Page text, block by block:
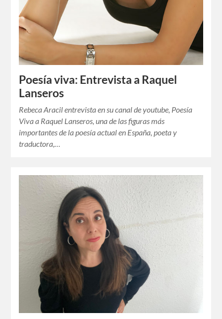
Poesía viva: Entrevista a Raquel
Lanseros
Rebeca Aracil entrevista en su canal de youtube, Poesía
Viva a Raquel Lanseros, una de las figuras más
importantes de la poesía actual en España, poeta y
traductora,…